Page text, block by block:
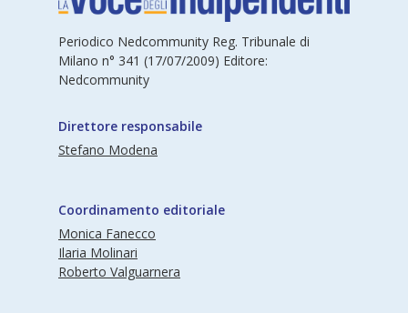
Periodico Nedcommunity Reg. Tribunale di
Milano n° 341 (17/07/2009) Editore:
Nedcommunity
Direttore responsabile
Stefano Modena
Coordinamento editoriale
Monica Fanecco
Ilaria Molinari
Roberto Valguarnera